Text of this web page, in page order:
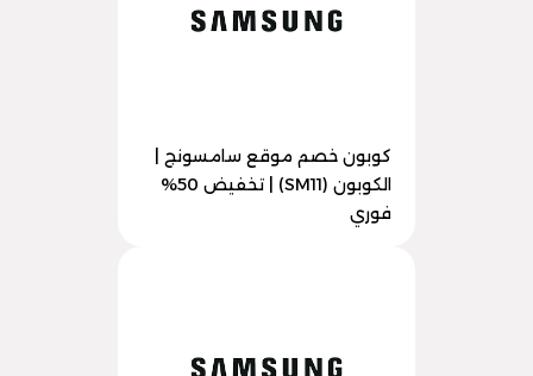
كوبون خصم موقع سامسونج |
الكوبون (SM11) | تخفيض 50%
فوري